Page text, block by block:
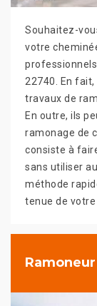
Souhaitez-
votre
22740. En
travaux de
En outre, ils
ramonage de
consiste à
sans utiliser
méthode
tenue de votre